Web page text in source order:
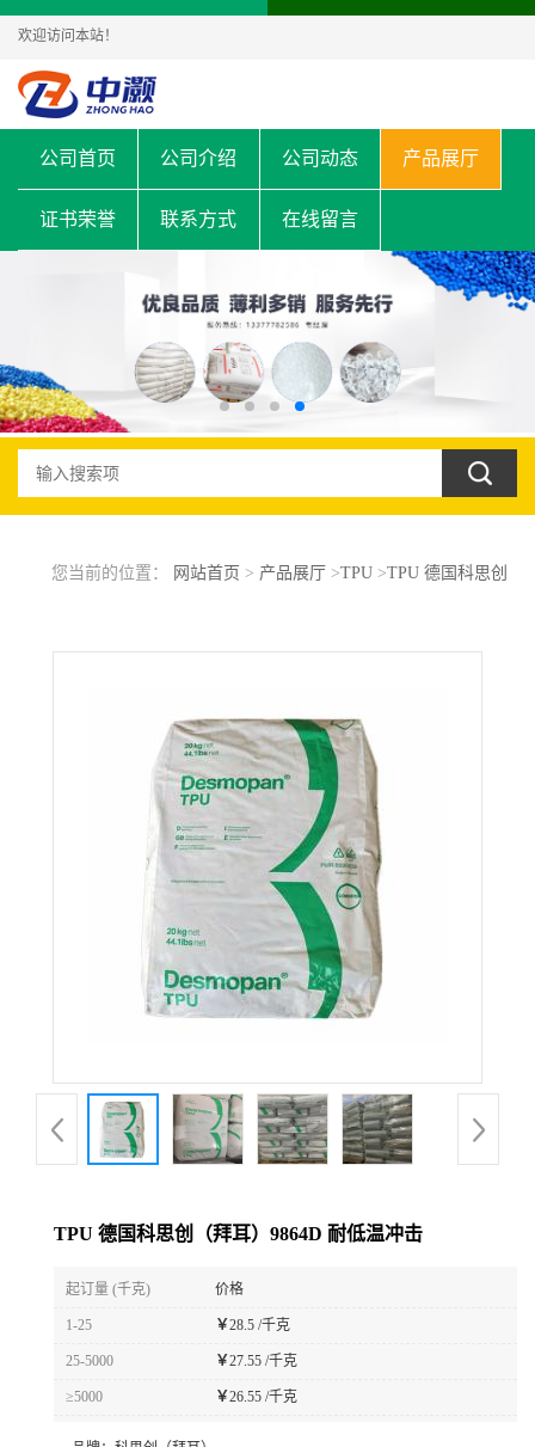
欢迎访问本站！
公司首页 公司介绍 公司动态 产品展厅
证书荣誉 联系方式 在线留言
您当前的位置： 网站首页 > 产品展厅>TPU>TPU 德国科思创
TPU 德国科思创（拜耳）9864D 耐低温冲击
起订量 (千克) 价格
1-25 ￥28.5 /千克
25-5000 ￥27.55 /千克
≥5000 ￥26.55 /千克